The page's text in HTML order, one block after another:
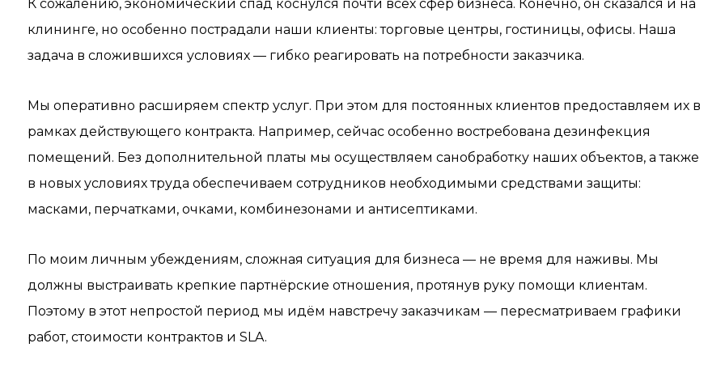
К сожалению, экономический спад коснулся почти всех сфер бизнеса. Конечно, он сказался и на
клининге, но особенно пострадали наши клиенты: торговые центры, гостиницы, офисы. Наша
задача в сложившихся условиях — гибко реагировать на потребности заказчика.
Мы оперативно расширяем спектр услуг. При этом для постоянных клиентов предоставляем их в
рамках действующего контракта. Например, сейчас особенно востребована дезинфекция
помещений. Без дополнительной платы мы осуществляем санобработку наших объектов, а также
в новых условиях труда обеспечиваем сотрудников необходимыми средствами защиты:
масками, перчатками, очками, комбинезонами и антисептиками.
По моим личным убеждениям, сложная ситуация для бизнеса — не время для наживы. Мы
должны выстраивать крепкие партнёрские отношения, протянув руку помощи клиентам.
Поэтому в этот непростой период мы идём навстречу заказчикам — пересматриваем графики
работ, стоимости контрактов и SLA.